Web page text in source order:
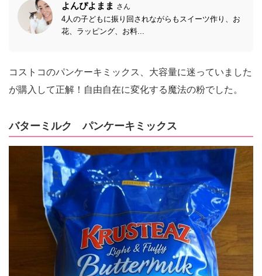
よんぴよまま さん
4人の子どもに振り回されながらもスイーツ作り、お
花、ラッピング、お料...
コストコのパンケーキミックス、大容量に迷っていました
が購入して正解！自由自在に変化する魔法の粉でした。
バターミルク パンケーキミックス